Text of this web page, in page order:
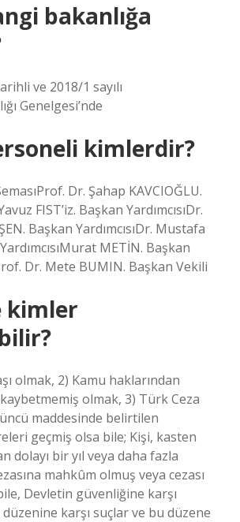
bakanlığa
ve 2018/1 sayılı
Genelgesi’nde
kimlerdir?
Dr. Şahap KAVCIOĞLU.
FIST’iz. Başkan YardımcısıDr.
Başkan YardımcısıDr. Mustafa
METİN. Başkan
Dr. Mete BUMIN. Başkan Vekili
kimler
olmak, 2) Kamu haklarından
olmak, 3) Türk Ceza
maddesinde belirtilen
geçmiş olsa bile; Kişi, kasten
dolayı bir yıl veya daha fazla
mahkûm olmuş veya cezası
Devletin güvenliğine karşı
karşı suçlar ve bu düzene